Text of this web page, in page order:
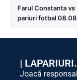
Farul Constanta
pariuri fotbal
|
Joacă